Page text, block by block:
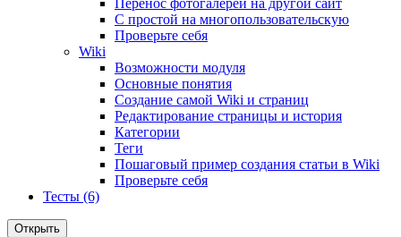
Перенос фотогалереи на другой сайт
С простой на многопользовательскую
Проверьте себя
Wiki
Возможности модуля
Основные понятия
Создание самой Wiki и страниц
Редактирование страницы и история
Категории
Теги
Пошаговый пример создания статьи в Wiki
Проверьте себя
Тесты (6)
Открыть